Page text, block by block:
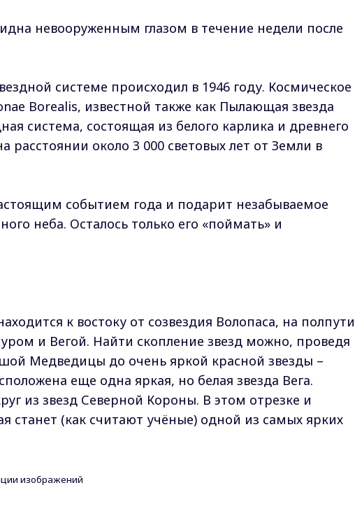
невооруженным глазом в течение недели после
системе происходил в 1946 году. Космическое
Borealis, известной также как Пылающая звезда
система, состоящая из белого карлика и древнего
расстоянии около 3 000 световых лет от Земли в
событием года и подарит незабываемое
неба. Осталось только его «поймать» и
к востоку от созвездия Волопаса, на полпути
и Вегой. Найти скопление звезд можно, проведя
Медведицы до очень яркой красной звезды –
еще одна яркая, но белая звезда Вега.
из звезд Северной Короны. В этом отрезке и
станет (как считают учёные) одной из самых ярких
изображений